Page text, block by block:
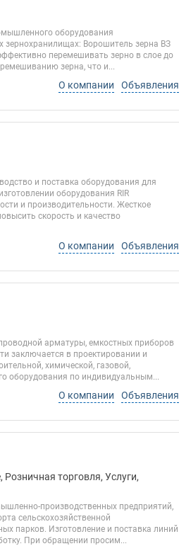
оборудования
зернохранилищах: Ворошитель зерна ВЗ
перемешивать зерно в слое до
зерна, что и...
О компании Объявления
и поставка оборудования для
оборудования RIR
и производительности. Жесткое
скорость и качество
О компании Объявления
арматуры, емкостных приборов
заключается в проектировании и
химической, газовой,
оборудования по индивидуальным...
О компании Объявления
торговля, Услуги,
производственных предприятий,
сельскохозяйственной
парков. Изготовление и поставка линий
При обращении просим...